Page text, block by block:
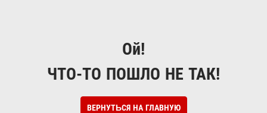
Ой!
ЧТО-ТО ПОШЛО НЕ ТАК!
ВЕРНУТЬСЯ НА ГЛАВНУЮ